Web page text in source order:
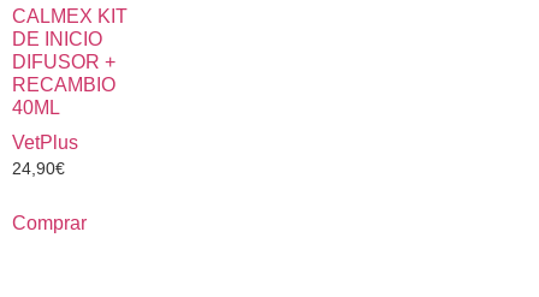
CALMEX KIT
DE INICIO
DIFUSOR +
RECAMBIO
40ML
VetPlus
24,90€
Comprar